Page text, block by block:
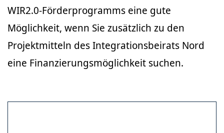
WIR2.0-Förderprogramms eine gute
Möglichkeit, wenn Sie zusätzlich zu den
Projektmitteln des Integrationsbeirats Nord
eine Finanzierungsmöglichkeit suchen.